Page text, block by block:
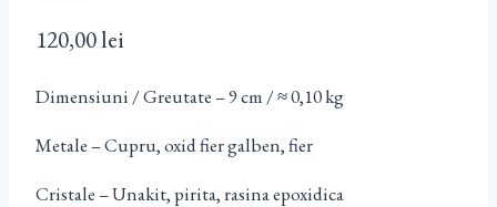
120,00lei
Dimensiuni / Greutate – 9 cm / ≈ 0,10 kg
Metale – Cupru, oxid fier galben, fier
Cristale – Unakit, pirita, rasina epoxidica